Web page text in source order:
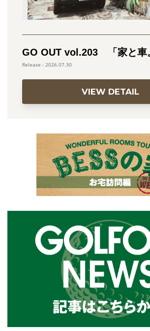
GO OUT vol.203 「家と車
2026.07.30
VIEW DETAIL